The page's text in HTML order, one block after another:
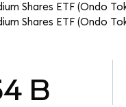
Shares ETF (Ondo
Shares ETF (Ondo
B